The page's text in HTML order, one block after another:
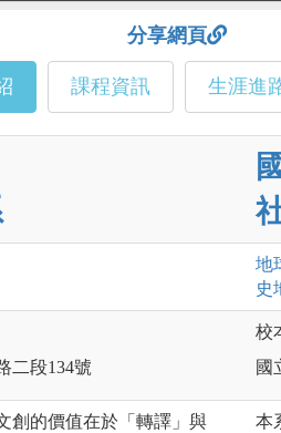
分享網頁
課程資訊 生涯進
地
史
二段134號
校
國
創的價值在於「轉譯」與
本